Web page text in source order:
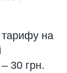
тарифу на
30 грн.